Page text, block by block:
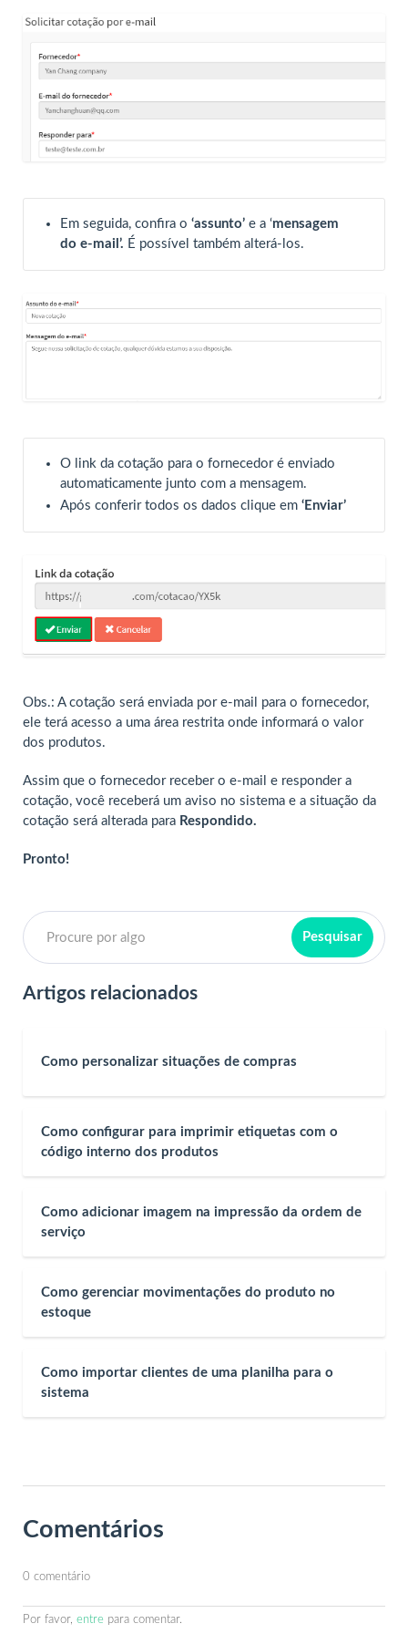
Em seguida, confira o ‘assunto’ e a ‘mensagem
do e-mail’. É possível também alterá-los.
O link da cotação para o fornecedor é enviado
automaticamente junto com a mensagem.
Após conferir todos os dados clique em ‘Enviar’
Obs.: A cotação será enviada por e-mail para o fornecedor,
ele terá acesso a uma área restrita onde informará o valor
dos produtos.
Assim que o fornecedor receber o e-mail e responder a
cotação, você receberá um aviso no sistema e a situação da
cotação será alterada para Respondido.
Pronto!
Artigos relacionados
Como personalizar situações de compras
Como configurar para imprimir etiquetas com o
código interno dos produtos
Como adicionar imagem na impressão da ordem de
serviço
Como gerenciar movimentações do produto no
estoque
Como importar clientes de uma planilha para o
sistema
Comentários
0 comentário
Por favor, entre para comentar.